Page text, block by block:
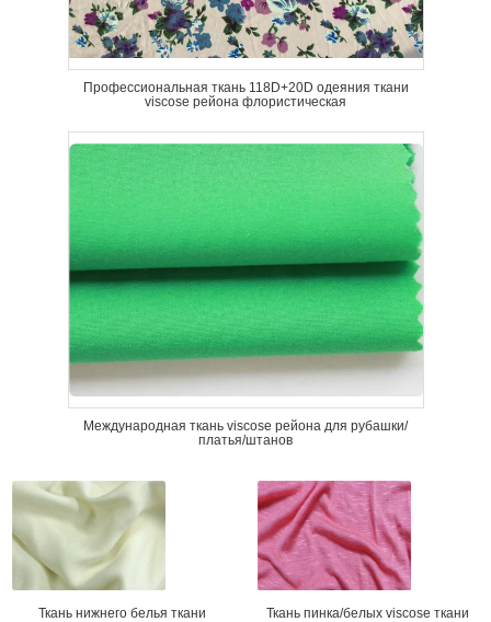
Профессиональная ткань 118D+20D одеяния ткани
viscose рейона флористическая
Международная ткань viscose рейона для рубашки/
платья/штанов
Ткань нижнего белья ткани
Ткань пинка/белых viscose ткани